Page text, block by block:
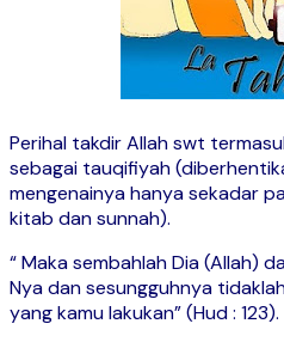
Perihal takdir Allah swt
sebagai tauqifiyah
mengenainya hanya sekadar
kitab dan sunnah).
“ Maka sembahlah Dia (Allah)
Nya dan sesungguhnya
yang kamu lakukan” (Hud : 123).